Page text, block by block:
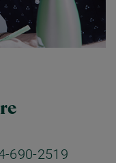
690-2519